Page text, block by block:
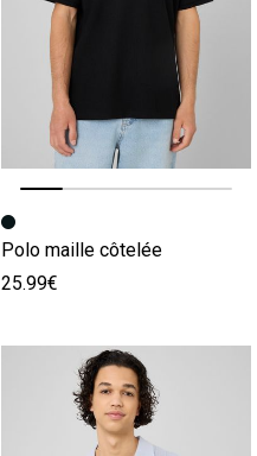
Image précédente
Image suivante
Polo maille côtelée
25.99€